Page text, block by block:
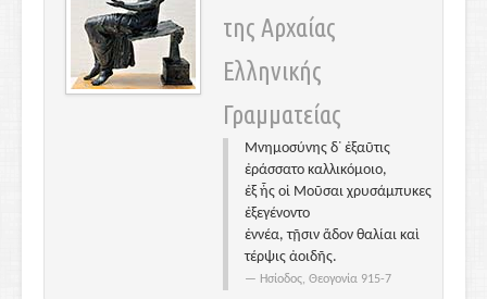
της Αρχαίας
Ελληνικής
Γραμματείας
Μνημοσύνης δ᾽ ἐξαῦτις
ἐράσσατο καλλικόμοιο,
ἐξ ἧς οἱ Μοῦσαι χρυσάμπυκες
ἐξεγένοντο
ἐννέα, τῇσιν ἅδον θαλίαι καὶ
τέρψις ἀοιδῆς.
Ησίοδος, Θεογονία 915-7